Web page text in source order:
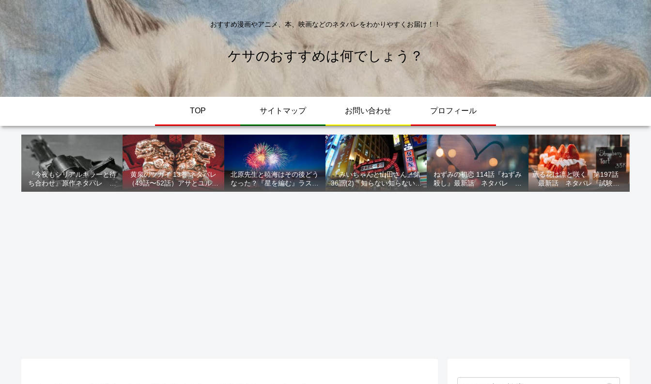
おすすめ漫画やアニメ、本、映画などのネタバレをわかりやすくお届け！！
ケサのおすすめは何でしょう？
TOP サイトマップ お問い合わせ プロフィール
『今夜もシリアルキラーと待
ち合わせ』原作ネタバレ 断
髪オブジェ殺人事件 犯人の
黄泉のツガイ 13巻 ネタバレ
（49話〜52話）アサとユルが
家出！西ノ村の真実とヒカル
北原先生と暁海はその後どう
なった？『星を編む』ラスト
をネタバレ解説
『みいちゃんと山田さん』第
36話(2)『知らない知らない知
らない』最新話 ネタバレ 犯
ねずみの初恋 114話『ねずみ
殺し』最新話 ネタバレ 水
鳥死亡 鯆を殺すか
薫る花は凛と咲く 第197話
最新話 ネタバレ『試験結
果』